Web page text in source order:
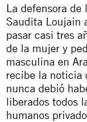
La defensora de
Saudita Loujain
pasar casi tres
de la mujer y
masculina en
recibe la noticia
nunca debió
liberados todos
humanos